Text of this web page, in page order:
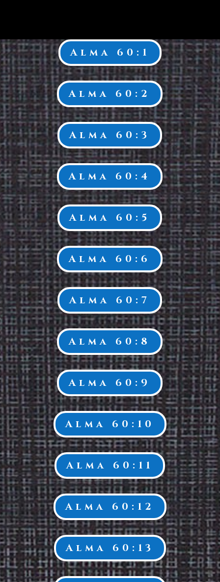
Alma 60:1
Alma 60:2
Alma 60:3
Alma 60:4
Alma 60:5
Alma 60:6
Alma 60:7
Alma 60:8
Alma 60:9
Alma 60:10
Alma 60:11
Alma 60:12
Alma 60:13